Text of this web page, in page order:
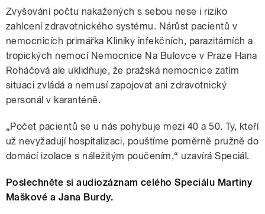
Zvyšování počtu nakažených s sebou nese i riziko
zahlcení zdravotnického systému. Nárůst pacientů v
nemocnicích primářka Kliniky infekčních, parazitárních a
tropických nemocí Nemocnice Na Bulovce v Praze Hana
Roháčová ale uklidňuje, že pražská nemocnice zatím
situaci zvládá a nemusí zapojovat ani zdravotnický
personál v karanténě.
„Počet pacientů se u nás pohybuje mezi 40 a 50. Ty, kteří
už nevyžadují hospitalizaci, pouštíme poměrně pružně do
domácí izolace s náležitým poučením,“ uzavírá Speciál.
Poslechněte si audiozáznam celého Speciálu Martiny
Maškové a Jana Burdy.